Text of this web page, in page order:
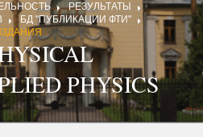
РЕЗУЛЬТАТЫ
БД "ПУБЛИКАЦИИ ФТИ"
PHYSICS